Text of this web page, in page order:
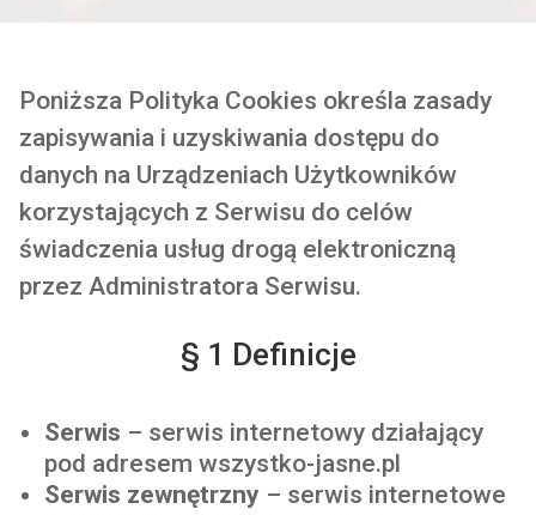
Poniższa Polityka Cookies określa zasady
zapisywania i uzyskiwania dostępu do
danych na Urządzeniach Użytkowników
korzystających z Serwisu do celów
świadczenia usług drogą elektroniczną
przez Administratora Serwisu.
§ 1 Definicje
Serwis – serwis internetowy działający
pod adresem wszystko-jasne.pl
Serwis zewnętrzny – serwis internetowe